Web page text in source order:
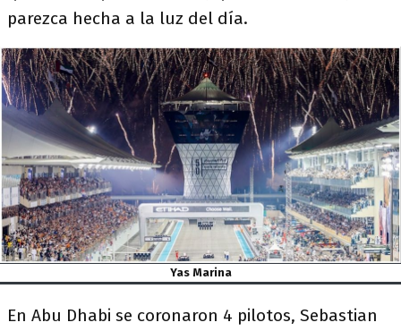
parezca hecha a la luz del día.
Yas Marina
En Abu Dhabi se coronaron 4 pilotos, Sebastian